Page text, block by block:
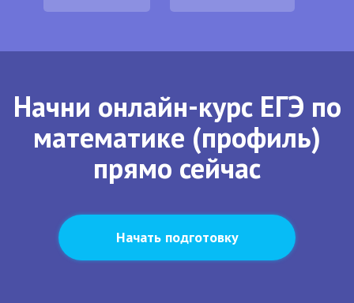
Начни онлайн-курс ЕГЭ по
математике (профиль)
прямо сейчас
Начать подготовку